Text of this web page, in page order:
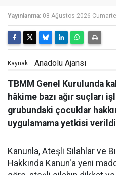
Yayınlanma: 08 Ağustos 2026
Kaynak: Anadolu Ajansı
TBMM Genel Kurulunda
hâkime bazı ağır suçları
grubundaki çocuklar
uygulamama yetkisi
Kanunla, Ateşli Silahlar ve
Hakkında Kanun'a yeni